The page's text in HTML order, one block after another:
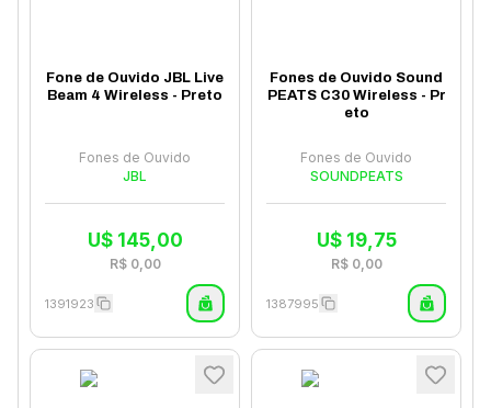
Fone de Ouvido JBL Live
Beam 4 Wireless - Preto
Fones de Ouvido
JBL
U$ 145,00
R$ 0,00
1391923
Fones de Ouvido Sound
PEATS C30 Wireless - Pr
eto
Fones de Ouvido
SOUNDPEATS
U$ 19,75
R$ 0,00
1387995